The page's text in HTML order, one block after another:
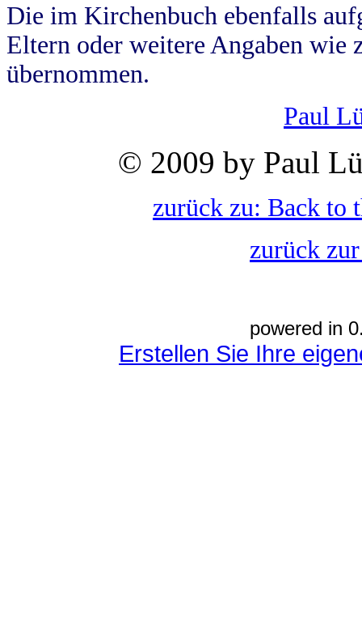
Die im Kirchenbuch ebenfalls
Eltern oder weitere Angaben wie
übernommen.
Paul
© 2009 by Paul
zurück zu: Back to
zurück
powered in
Erstellen Sie Ihre